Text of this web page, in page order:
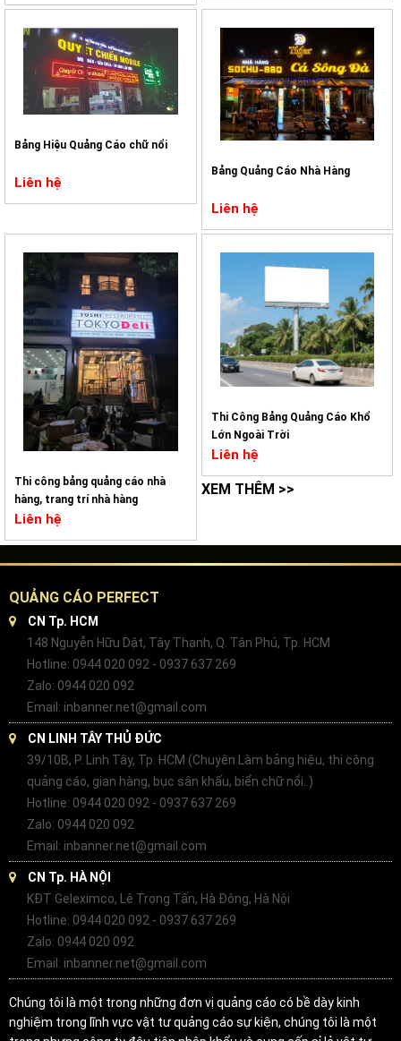
Bảng Hiệu Quảng Cáo chữ nổi
Liên hệ
Bảng Quảng Cáo Nhà Hàng
Liên hệ
Thi công bảng quảng cáo nhà
hàng, trang trí nhà hàng
Liên hệ
Thi Công Bảng Quảng Cáo Khổ
Lớn Ngoài Trời
Liên hệ
XEM THÊM >>
QUẢNG CÁO PERFECT
CN Tp. HCM
148 Nguyễn Hữu Dật, Tây Thạnh, Q. Tân Phú, Tp. HCM
Hotline: 0944 020 092 - 0937 637 269
Zalo: 0944 020 092
Email: inbanner.net@gmail.com
CN LINH TÂY THỦ ĐỨC
39/10B, P. Linh Tây, Tp. HCM (Chuyên Làm bảng hiệu, thi công
quảng cáo, gian hàng, bục sân khấu, biển chữ nổi..)
Hotline: 0944 020 092 - 0937 637 269
Zalo: 0944 020 092
Email: inbanner.net@gmail.com
CN Tp. HÀ NỘI
KĐT Geleximco, Lê Trọng Tấn, Hà Đông, Hà Nội
Hotline: 0944 020 092 - 0937 637 269
Zalo: 0944 020 092
Email: inbanner.net@gmail.com
Chúng tôi là một trong những đơn vị quảng cáo có bề dày kinh
nghiệm trong lĩnh vực vật tư quảng cáo sự kiện, chúng tôi là một